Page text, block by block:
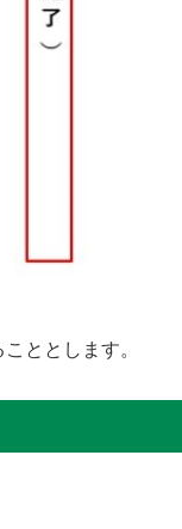
ととします。